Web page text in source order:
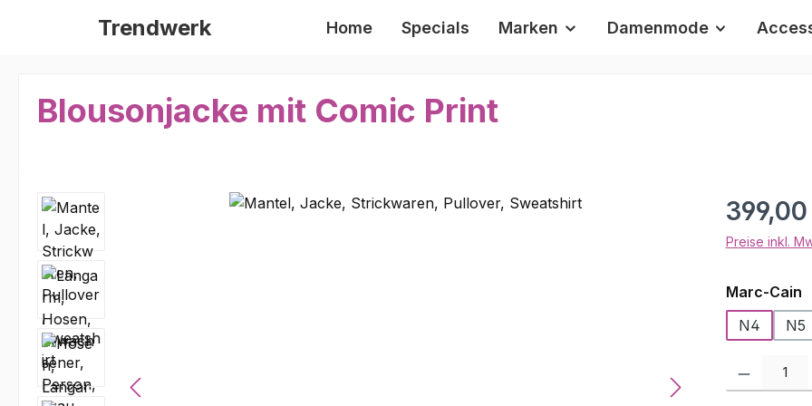
Hauptinhalt springen
Zur Suche springen
Zur Hauptnavigation springen
Trendwerk Home Specials Marken Damenmode
Blousonjacke mit Comic Print
Bildergalerie überspringen Regulärer
Preise inkl.
Marc-Cain
N4
N5
Produkt